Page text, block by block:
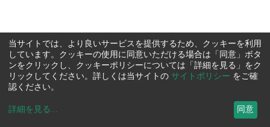
当サイトでは、より良いサービスを提供するため、クッキーを利用
しています。クッキーの使用に同意いただける場合は「同意」ボタ
ンをクリックし、クッキーポリシーについては「詳細を見る」をク
リックしてください。詳しくは当サイトの サイトポリシー をご確
認ください。
詳細を見る ... 同意